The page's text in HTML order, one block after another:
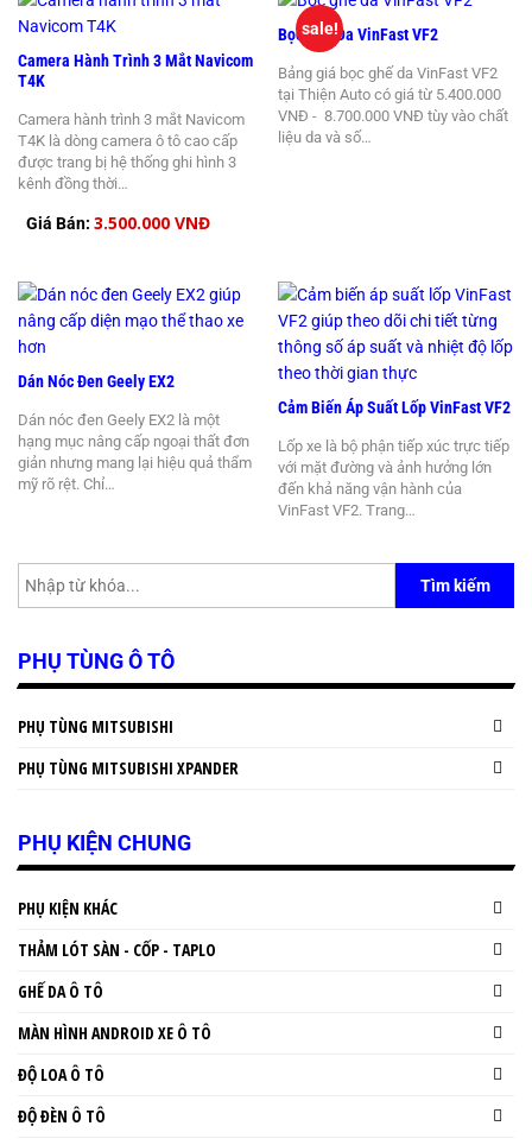
Camera Hành Trình 3 Mắt Navicom
T4K
Camera hành trình 3 mắt Navicom
T4K là dòng camera ô tô cao cấp
được trang bị hệ thống ghi hình 3
kênh đồng thời…
Giá Bán: 3.500.000 VNĐ
Bọc Ghế Da VinFast VF2
Bảng giá bọc ghế da VinFast VF2
tại Thiện Auto có giá từ 5.400.000
VNĐ - 8.700.000 VNĐ tùy vào chất
liệu da và số…
sale!
Dán Nóc Đen Geely EX2
Dán nóc đen Geely EX2 là một
hạng mục nâng cấp ngoại thất đơn
giản nhưng mang lại hiệu quả thẩm
mỹ rõ rệt. Chỉ…
Cảm Biến Áp Suất Lốp VinFast VF2
Lốp xe là bộ phận tiếp xúc trực tiếp
với mặt đường và ảnh hưởng lớn
đến khả năng vận hành của
VinFast VF2. Trang…
Tìm kiếm
PHỤ TÙNG Ô TÔ
PHỤ TÙNG MITSUBISHI
PHỤ TÙNG MITSUBISHI XPANDER
PHỤ KIỆN CHUNG
PHỤ KIỆN KHÁC
THẢM LÓT SÀN - CỐP - TAPLO
GHẾ DA Ô TÔ
MÀN HÌNH ANDROID XE Ô TÔ
ĐỘ LOA Ô TÔ
ĐỘ ĐÈN Ô TÔ